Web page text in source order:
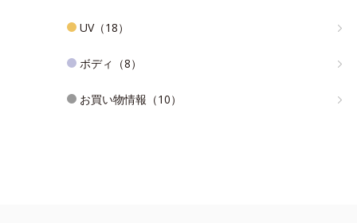
UV（18）
ボディ（8）
お買い物情報（10）